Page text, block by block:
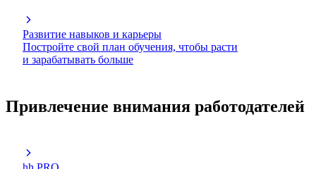
Развитие навыков и карьеры
Постройте свой план обучения, чтобы расти
и зарабатывать больше
Привлечение внимания работодателей